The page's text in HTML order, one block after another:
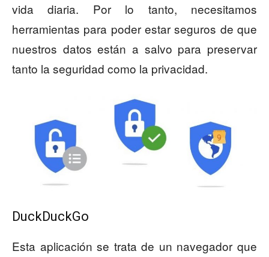
vida diaria. Por lo tanto, necesitamos
herramientas para poder estar seguros de que
nuestros datos están a salvo para preservar
tanto la seguridad como la privacidad.
DuckDuckGo
Esta aplicación se trata de un navegador que